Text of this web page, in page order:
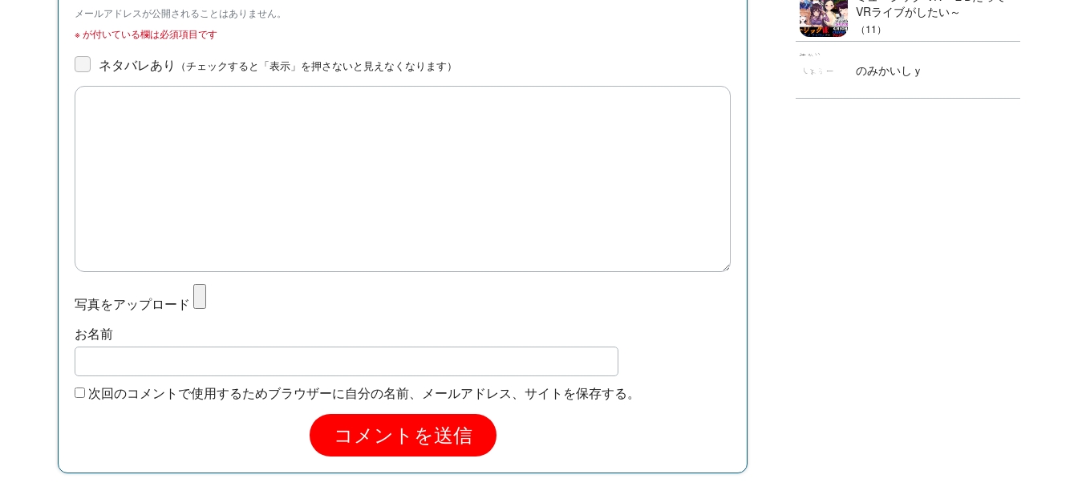
メールアドレスが公開されることはありません。
※が付いている欄は必須項目です
ネタバレあり （チェックすると「表示」を押さないと見えなくなります）
写真をアップロード
お名前
次回のコメントで使用するためブラウザーに自分の名前、メールアドレス、サイトを保存する。
VRライブがしたい～
（11）
のみかいしｙ